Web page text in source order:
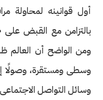
أول قوانينه لمحاولة
بالتزامن مع القبض على
ومن الواضح أن العالم
وسطى ومستقرة، وصولًا
وسائل التواصل الاجتماعى